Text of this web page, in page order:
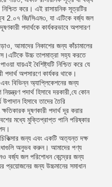
করে। এই রাসায়নিক সূত্রটির
জি/সিএম৩, যা এটিকে বর্জ্য জল
পদার্থকে কার্যকরভাবে অপসারণ
আমাদের নিকাশের জন্য কাঁচামালের
উচ্চ তাপমাত্রা সহ্য করতে
যায়এই বৈশিষ্ট্যটি নিশ্চিত করে যে
অপসারণে কার্যকর থাকে।
বিভিন্ন অ্যাপ্লিকেশনের জন্য
পদার্থ হিসাবে দরকারী,যে কোন
হিসাবে তাদের তৈরি
দূষণকারী পদার্থ দূর করার
মধ্যে মুক্তিপ্রাপ্ত পানি পরিষ্কার
জন্য এবং একটি অত্যন্ত দক্ষ
অনুভব করুন। আমাদের পণ্য
বর্জ্য জল পরিশোধন কেন্দ্রের জন্য
প্রয়োজনের জন্য উচ্চমানের সমাধান